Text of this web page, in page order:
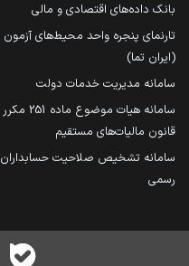
بانک داده‌های اقتصادی و مالی
تارنمای پنجره واحد محیط‌های آزمون
(ایران تما)
سامانه مدیریت خدمات دولت
سامانه هیات موضوع ماده 251 مکرر
قانون مالیات‌های مستقیم
سامانه تشخیص صلاحیت حسابداران
رسمی